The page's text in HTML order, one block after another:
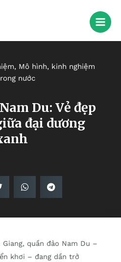
, Mô hình, kinh nghiệm
nước
Du: Vẻ đẹp
đại dương
quần đảo Nam Du –
khơi – đang dần trở